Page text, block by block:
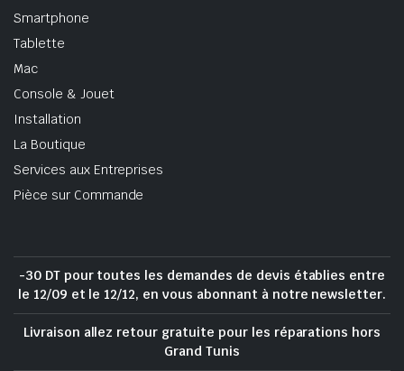
Smartphone
Tablette
Mac
Console & Jouet
Installation
La Boutique
Services aux Entreprises
Pièce sur Commande
-30 DT pour toutes les demandes de devis établies entre
le 12/09 et le 12/12, en vous abonnant à notre newsletter.
Livraison allez retour gratuite pour les réparations hors
Grand Tunis